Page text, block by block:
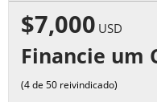
$7,000 USD
Financie um
(4 de 50 reivindicado)